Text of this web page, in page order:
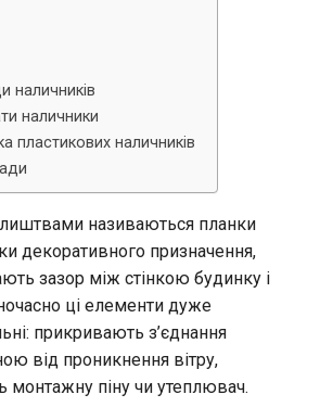
наличників
наличники
пластикових наличників
називаються планки
декоративного призначення,
зазор між стінкою будинку і
ці елементи дуже
прикривають з’єднання
від проникнення вітру,
монтажну піну чи утеплювач.